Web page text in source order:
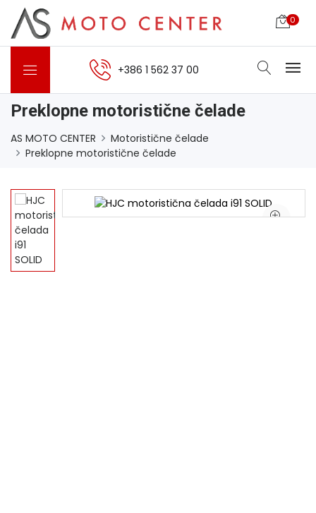
0
+386 1 562 37 00
Preklopne motoristične čelade
AS MOTO CENTER
Motoristične čelade
Preklopne motoristične čelade